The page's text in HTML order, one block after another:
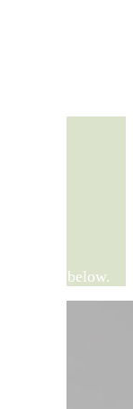
down below.